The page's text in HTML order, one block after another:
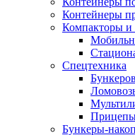
Контейнеры
Компакторы и
Спецтехника
Бункеры-